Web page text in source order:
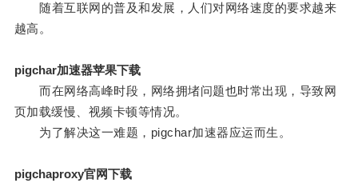
随着互联网的普及和发展，人们对网络速度的要求越来
越高。
pigchar加速器苹果下载
而在网络高峰时段，网络拥堵问题也时常出现，导致网
页加载缓慢、视频卡顿等情况。
为了解决这一难题，pigchar加速器应运而生。
pigchaproxy官网下载